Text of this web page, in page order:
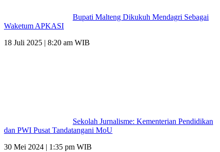
Bupati Malteng Dikukuh Mendagri Sebagai
Waketum APKASI
18 Juli 2025 | 8:20 am WIB
Sekolah Jurnalisme: Kementerian Pendidikan
dan PWI Pusat Tandatangani MoU
30 Mei 2024 | 1:35 pm WIB